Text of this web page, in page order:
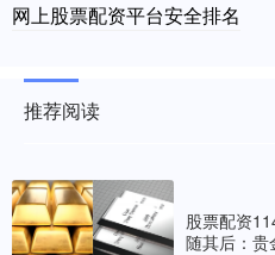
网上股票配资平台安全排名
推荐阅读
股票配资
随其后：贵